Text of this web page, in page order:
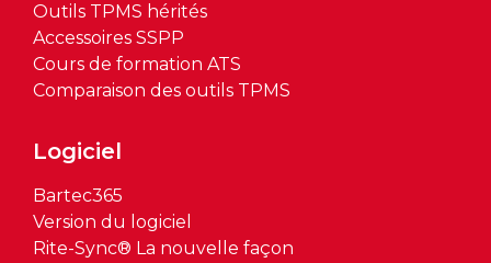
Outils TPMS hérités
Accessoires SSPP
Cours de formation ATS
Comparaison des outils TPMS
Logiciel
Bartec365
Version du logiciel
Rite-Sync® La nouvelle façon